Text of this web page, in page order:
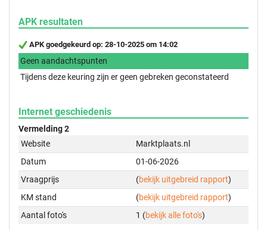
APK resultaten
APK goedgekeurd op: 28-10-2025 om 14:02
Geen aandachtspunten
Tijdens deze keuring zijn er geen gebreken geconstateerd
Internet geschiedenis
Vermelding 2
Website
Marktplaats.nl
Datum
01-06-2026
Vraagprijs
(bekijk uitgebreid rapport)
KM stand
(bekijk uitgebreid rapport)
Aantal foto's
1 (bekijk alle foto's)